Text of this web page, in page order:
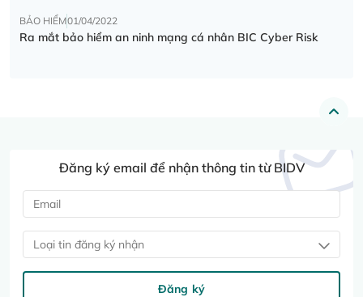
BẢO HIỂM01/04/2022
Ra mắt bảo hiểm an ninh mạng cá nhân BIC Cyber Risk
Đăng ký email để nhận thông tin từ BIDV
Loại tin đăng ký nhận
Đăng ký